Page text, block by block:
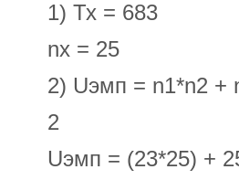
1) Тх = 683
nx = 25
2) Uэмп = n1*n2 +
2
Uэмп = (23*25) +